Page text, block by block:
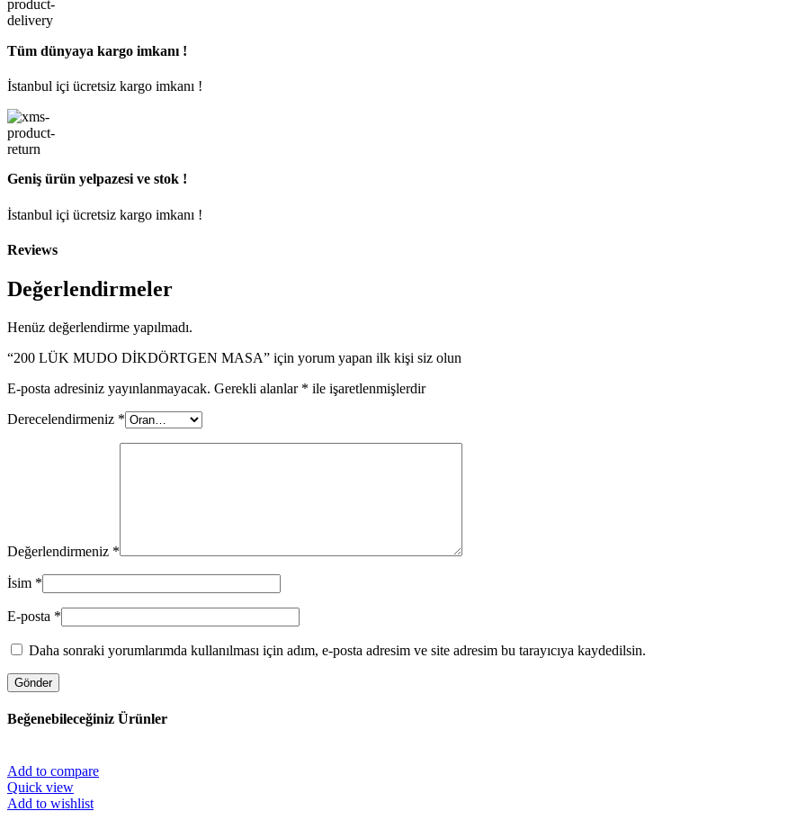
Tüm dünyaya kargo imkanı !
İstanbul içi ücretsiz kargo imkanı !
Geniş ürün yelpazesi ve stok !
İstanbul içi ücretsiz kargo imkanı !
Reviews
Değerlendirmeler
Henüz değerlendirme yapılmadı.
“200 LÜK MUDO DİKDÖRTGEN MASA” için yorum yapan ilk kişi siz olun
E-posta adresiniz yayınlanmayacak. Gerekli alanlar * ile işaretlenmişlerdir
Derecelendirmeniz *
Değerlendirmeniz *
İsim *
E-posta *
Daha sonraki yorumlarımda kullanılması için adım, e-posta adresim ve site adresim bu tarayıcıya kaydedilsin.
Beğenebileceğiniz Ürünler
Add to compare
Quick view
Add to wishlist